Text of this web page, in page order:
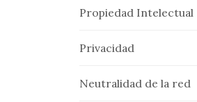
Propiedad Intelectual
Privacidad
Neutralidad de la red